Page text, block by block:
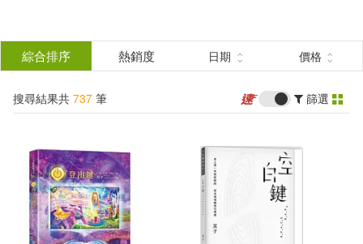
結
分類 (單選)
所有商品(737) 圖書(157)
影音(39) 雜誌(3)
美妝(1) 服飾(1)
綜合排序 熱銷度 日期 價格
搜尋結果共 737 筆 篩選